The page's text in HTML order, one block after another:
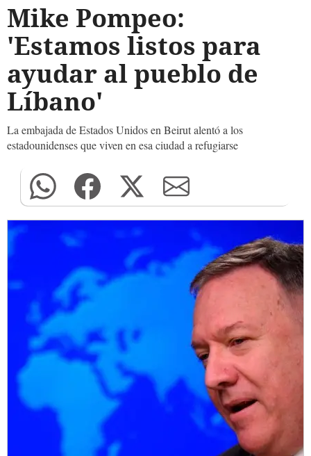
Mike Pompeo:
'Estamos listos para
ayudar al pueblo de
Líbano'
La embajada de Estados Unidos en Beirut alentó a los
estadounidenses que viven en esa ciudad a refugiarse